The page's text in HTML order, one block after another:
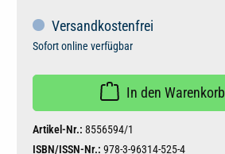
Versandkostenfrei
Sofort online verfügbar
In den Warenkorb
Artikel-Nr.: 8556594/1
ISBN/ISSN-Nr.: 978-3-96314-525-4